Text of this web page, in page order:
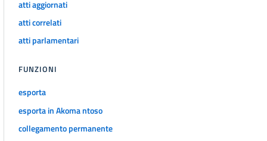
atti aggiornati
atti correlati
atti parlamentari
FUNZIONI
esporta
esporta in Akoma ntoso
collegamento permanente